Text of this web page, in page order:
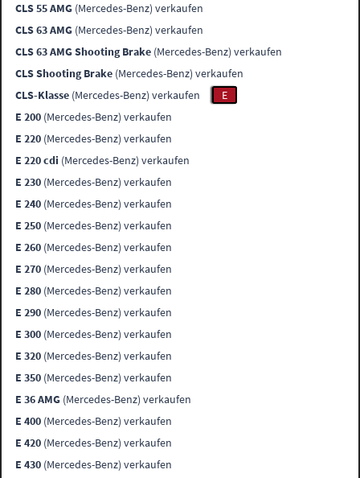
CLS 55 AMG (Mercedes-Benz) verkaufen
CLS 63 AMG (Mercedes-Benz) verkaufen
CLS 63 AMG Shooting Brake (Mercedes-Benz) verkaufen
CLS Shooting Brake (Mercedes-Benz) verkaufen
CLS-Klasse (Mercedes-Benz) verkaufen
E
E 200 (Mercedes-Benz) verkaufen
E 220 (Mercedes-Benz) verkaufen
E 220 cdi (Mercedes-Benz) verkaufen
E 230 (Mercedes-Benz) verkaufen
E 240 (Mercedes-Benz) verkaufen
E 250 (Mercedes-Benz) verkaufen
E 260 (Mercedes-Benz) verkaufen
E 270 (Mercedes-Benz) verkaufen
E 280 (Mercedes-Benz) verkaufen
E 290 (Mercedes-Benz) verkaufen
E 300 (Mercedes-Benz) verkaufen
E 320 (Mercedes-Benz) verkaufen
E 350 (Mercedes-Benz) verkaufen
E 36 AMG (Mercedes-Benz) verkaufen
E 400 (Mercedes-Benz) verkaufen
E 420 (Mercedes-Benz) verkaufen
E 430 (Mercedes-Benz) verkaufen